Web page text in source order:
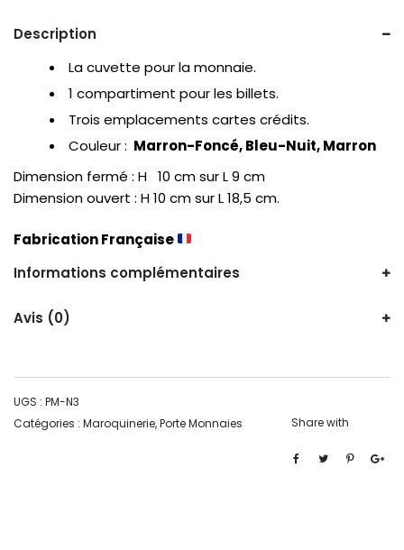
Description
La cuvette pour la monnaie.
1 compartiment pour les billets.
Trois emplacements cartes crédits.
Couleur : Marron-Foncé, Bleu-Nuit, Marron
Dimension fermé : H 10 cm sur L 9 cm
Dimension ouvert : H 10 cm sur L 18,5 cm.
Fabrication Française
Informations complémentaires
Avis (0)
UGS : PM-N3
Catégories : Maroquinerie,Porte Monnaies Share with